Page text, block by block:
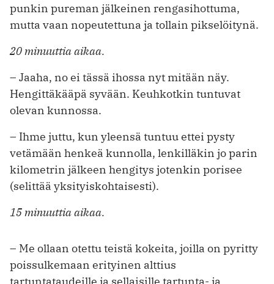
punkin pureman jälkeinen rengasihottuma,
mutta vaan nopeutettuna ja tollain pikselöitynä.
20 minuuttia aikaa.
– Jaaha, no ei tässä ihossa nyt mitään näy.
Hengittäkääpä syvään. Keuhkotkin tuntuvat
olevan kunnossa.
– Ihme juttu, kun yleensä tuntuu ettei pysty
vetämään henkeä kunnolla, lenkilläkin jo parin
kilometrin jälkeen hengitys jotenkin porisee
(selittää yksityiskohtaisesti).
15 minuuttia aikaa.
– Me ollaan otettu teistä kokeita, joilla on pyritty
poissulkemaan erityinen alttius
tartuntataudeille ja sellaisille tartunta- ja